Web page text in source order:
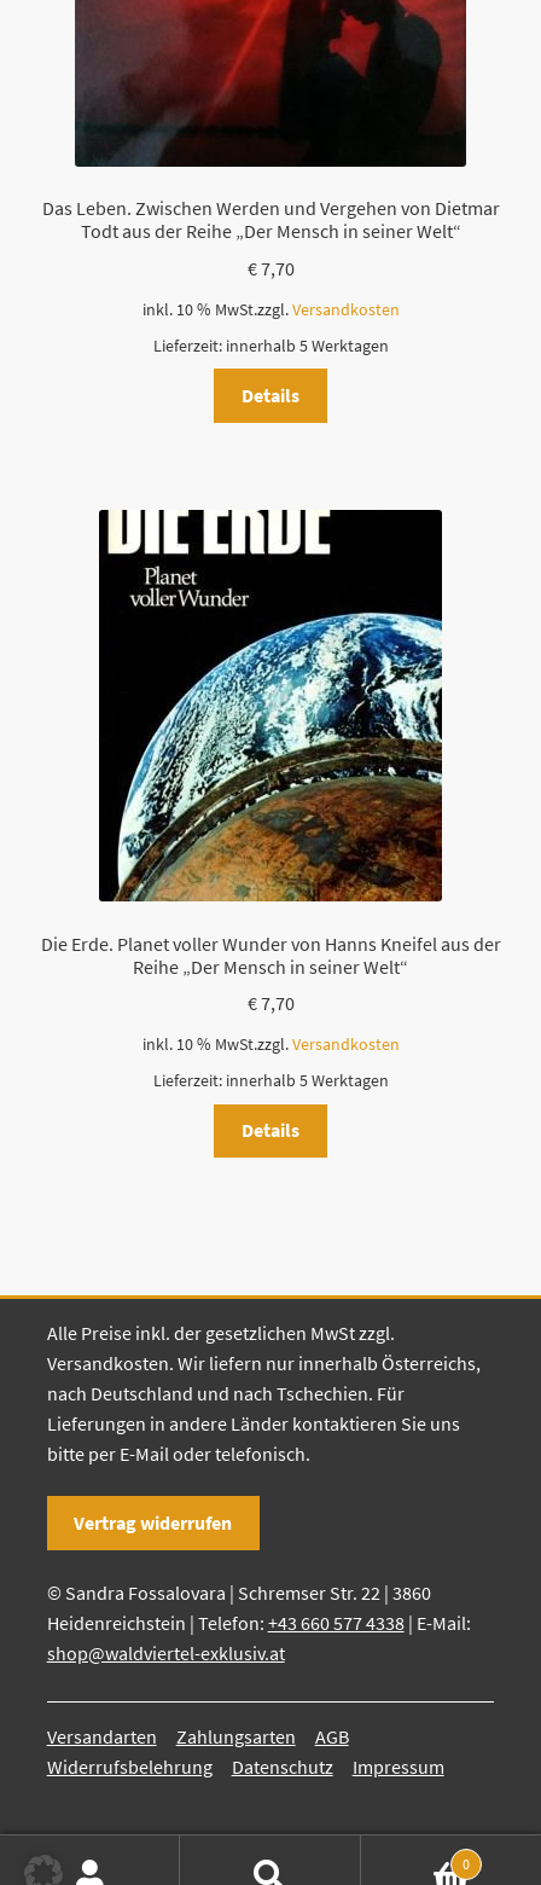
Das Leben. Zwischen Werden und Vergehen von Dietmar
Todt aus der Reihe „Der Mensch in seiner Welt“
€7,70
inkl. 10 % MwSt.zzgl.Versandkosten
Lieferzeit: innerhalb 5 Werktagen
Details
Die Erde. Planet voller Wunder von Hanns Kneifel aus der
Reihe „Der Mensch in seiner Welt“
€7,70
inkl. 10 % MwSt.zzgl.Versandkosten
Lieferzeit: innerhalb 5 Werktagen
Details
Alle Preise inkl. der gesetzlichen MwSt zzgl.
Versandkosten. Wir liefern nur innerhalb Österreichs,
nach Deutschland und nach Tschechien. Für
Lieferungen in andere Länder kontaktieren Sie uns
bitte per E-Mail oder telefonisch.
Vertrag widerrufen
© Sandra Fossalovara | Schremser Str. 22 | 3860
Heidenreichstein | Telefon: +43 660 577 4338| E-Mail:
shop@waldviertel-exklusiv.at
Versandarten Zahlungsarten
AGB
Widerrufsbelehrung
Datenschutz Impressum
0